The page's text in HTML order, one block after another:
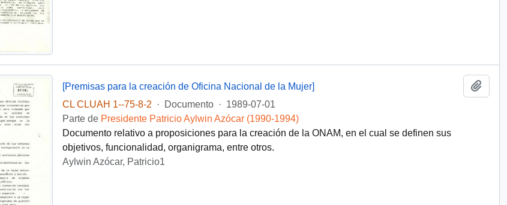
[Premisas para la creación de Oficina Nacional de la Mujer]
CL CLUAH 1--75-8-2
· Documento · 1989-07-01
Parte de Presidente Patricio Aylwin Azócar (1990-1994)
Documento relativo a proposiciones para la creación de la ONAM, en el cual se definen sus
objetivos, funcionalidad, organigrama, entre otros.
Aylwin Azócar, Patricio1